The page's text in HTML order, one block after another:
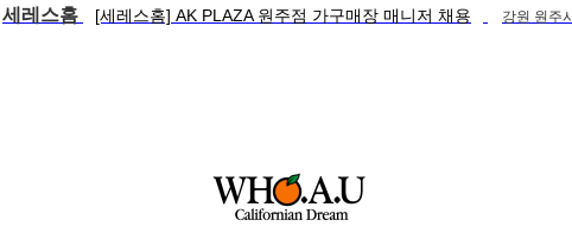
세레스홈 [세레스홈] AK PLAZA 원주점 가구매장 매니저 채용 강원 원주시